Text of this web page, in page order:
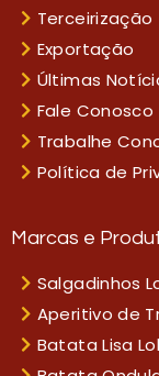
Terceirização
Exportação
Últimas
Fale Conosco
Trabalhe
Política de
Marcas e
Salgadinhos
Aperitivo de
Batata Lisa